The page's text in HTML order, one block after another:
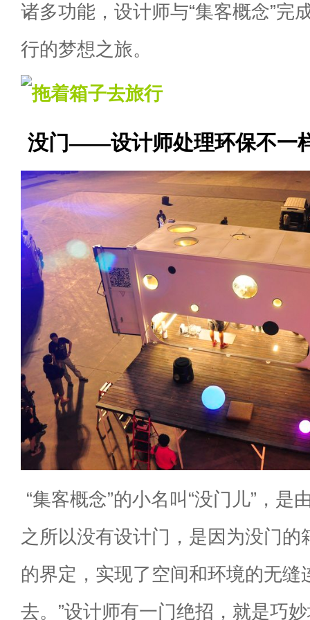
诸多功能，设计师与“集客概念”完
行的梦想之旅。
没门——设计师处理环保不一
“集客概念”的小名叫“没门儿”，是
之所以没有设计门，是因为没门的
的界定，实现了空间和环境的无缝
去。”设计师有一门绝招，就是巧